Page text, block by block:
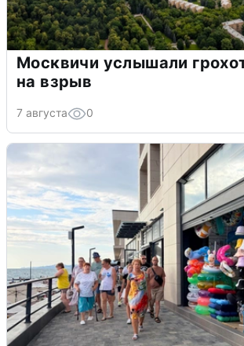
Москвичи услышали
на взрыв
7 августа 0